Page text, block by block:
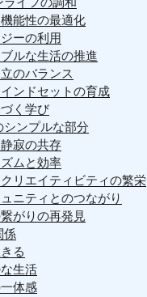
能性の最適化
ーの利用
ルな生活の推進
のバランス
ンドセットの育成
く学び
ンプルな部分
寂の共存
ムと効率
リエイティビティの繁栄
ニティとのつながり
がりの再発見
係
る
生活
体感